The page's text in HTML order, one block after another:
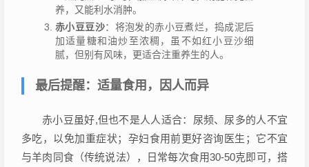
养，又能利水消肿。
赤小豆豆沙：将泡发的赤小豆煮烂，捣成泥后
加适量糖和油炒至浓稠，虽不如红小豆沙细
腻，但别有风味，更适合注重养生的人。
最后提醒：适量食用，因人而异
赤小豆虽好,但也不是人人适合：尿频、尿多的人不宜
多吃，以免加重症状；孕妇食用前更好咨询医生；它不宜
与羊肉同食（传统说法），日常每次食用30-50克即可，搭